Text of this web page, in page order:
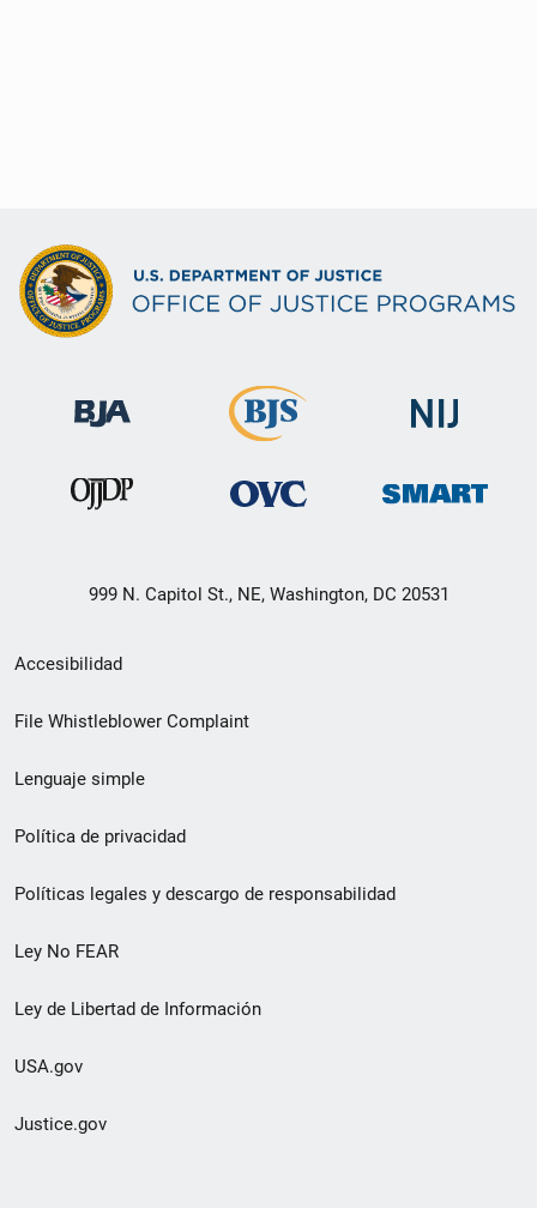
999 N. Capitol St., NE, Washington, DC 20531
Menú
de
de
pie
de
página
Accesibilidad
File Whistleblower Complaint
Lenguaje simple
Política de privacidad
Políticas legales y descargo de responsabilidad
Ley No FEAR
Ley de Libertad de Información
USA.gov
Justice.gov